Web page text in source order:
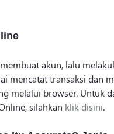
akun, lalu
mencatat transaksi dan
melalui browser. Untuk
silahkan klik disini.